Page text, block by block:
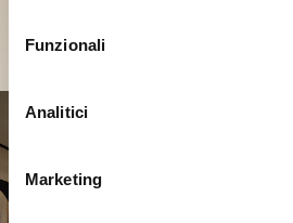
Funzionali
Analitici
Marketing